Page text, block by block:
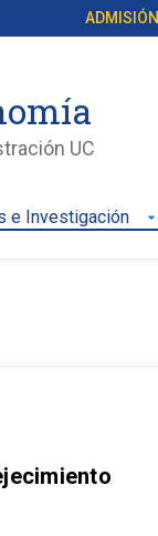
ADMISIÓN
UC
e Investigación arrow_drop_down